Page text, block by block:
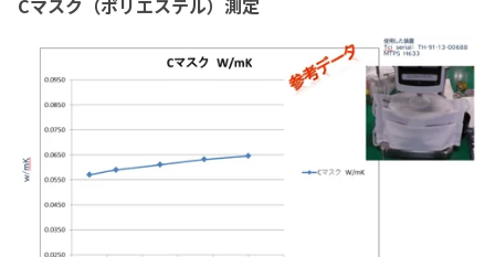
Cマスク（ポリエステル）測定